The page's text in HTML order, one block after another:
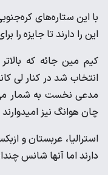
با این ستاره‌های
این را دارند تا جایزه را
کیم مین جائه که
انتخاب شد در کنار لی
مدعی نخست به شمار
چان هوانگ نیز
استرالیا، عربستان و
دارند اما آنها شانس